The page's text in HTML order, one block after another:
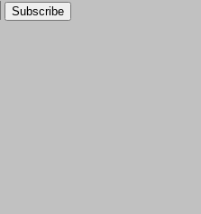
Subscribe